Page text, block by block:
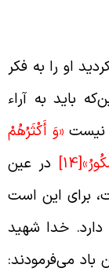
او را به فکر
باید به آراء
«وَ أَكْثَرُهُمْ
[14]
در عین
این است
خدا شهید
می‌فرمودند: